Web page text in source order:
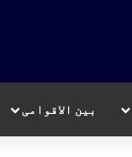
بین الاقوامی